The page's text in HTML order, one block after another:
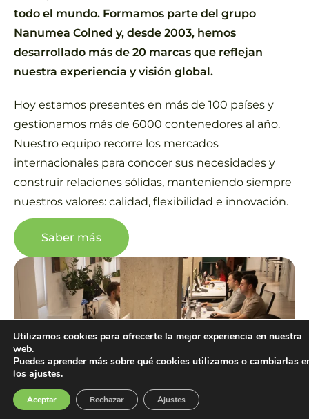
todo el mundo. Formamos parte del grupo
Nanumea Colned y, desde 2003, hemos
desarrollado más de 20 marcas que reflejan
nuestra experiencia y visión global.
Hoy estamos presentes en más de 100 países y
gestionamos más de 6000 contenedores al año.
Nuestro equipo recorre los mercados
internacionales para conocer sus necesidades y
construir relaciones sólidas, manteniendo siempre
nuestros valores: calidad, flexibilidad e innovación.
Saber más
Utilizamos cookies para ofrecerte la mejor experiencia en nuestra
web.
Puedes aprender más sobre qué cookies utilizamos o cambiarlas
los ajustes.
Aceptar Rechazar Ajustes